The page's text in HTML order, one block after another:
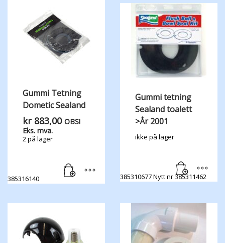
Gummi Tetning
Dometic Sealand
kr883,00 OBS!
Eks. mva.
2 på lager
385316140
Gummi tetning
Sealand toalett
>År 2001
ikke på lager
385310677 Nytt nr 385311462